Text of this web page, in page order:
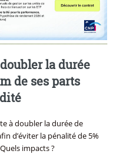
la durée
de ses parts
à doubler la durée de
d’éviter la pénalité de 5%
impacts ?